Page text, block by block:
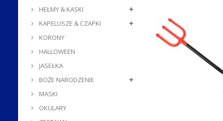
HEŁMY & KASKI
KAPELUSZE & CZAPKI
KORONY
HALLOWEEN
JASEŁKA
BOŻE NARODZENIE
MASKI
OKULARY